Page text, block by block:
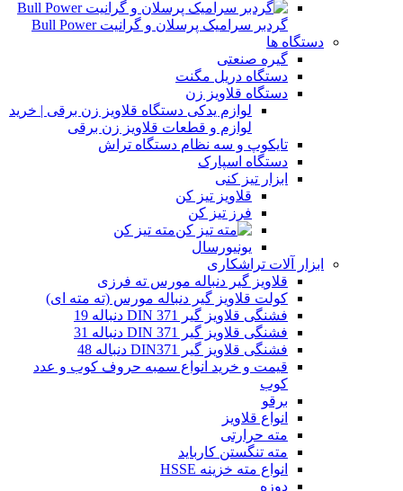
گردبر سرامیک پرسلان و گرانیت Bull Power
دستگاه ها
گیره صنعتی
دستگاه دریل مگنت
دستگاه قلاویز زن
لوازم یدکی دستگاه قلاویز زن برقی | خرید
لوازم و قطعات قلاویز زن برقی
تایکوپ و سه نظام دستگاه تراش
دستگاه اسپارک
ابزار تیز کنی
قلاویز تیز کن
فرز تیز کن
مته تیز کن
یونیورسال
ابزار آلات تراشکاری
قلاویز گیر دنباله مورس ته فرزی
کولت قلاویز گیر دنباله مورس (ته مته ای)
فشنگی قلاویز گیر DIN 371 دنباله 19
فشنگی قلاویز گیر DIN 371 دنباله 31
فشنگی قلاویز گیر DIN371 دنباله 48
قیمت و خرید انواع سمبه حروف کوب و عدد
کوب
برقو
انواع قلاویز
مته حرارتی
مته تنگستن کارباید
انواع مته خزینه HSSE
دوزه